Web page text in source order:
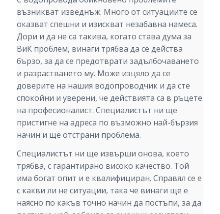
възникват изведнъж. Много от ситуациите се
оказват спешни и изискват незабавна намеса.
Дори и да не са такива, когато става дума за
ВиК проблем, винаги трябва да се действа
бързо, за да се предотврати задълбочаването
и разрастването му. Може изцяло да се
доверите на нашия водопроводчик и да сте
спокойни и уверени, че действията са в ръцете
на професионалист. Специалистът ни ще
пристигне на адреса по възможно най-бързия
начин и ще отстрани проблема.
Специалистът ни ще извърши онова, което
трябва, с гарантирано високо качество. Той
има богат опит и е квалифициран. Справял се е
с какви ли не ситуации, така че винаги ще е
наясно по какъв точно начин да постъпи, за да